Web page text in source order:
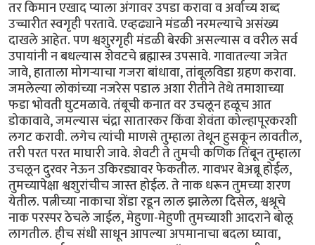
तर किमान एखाद प्याला अंगावर उपडा करावा व अर्वाच्य शब्द
उच्चारीत स्वगृही परतावे. एव्हढ्याने मंडळी नरमल्याचे असंख्य
दाखले आहेत. पण श्वशुरगृही मंडळी बेरकी असल्यास व वरील सर्व
उपायांनी न बधल्यास शेवटचे ब्रह्मास्त्र उपसावे. गावातल्या जत्रेत
जावे, हाताला मोगऱ्याचा गजरा बांधावा, तांबूलविडा ग्रहण करावा.
जमलेल्या लोकांच्या नजरेस पडाल अशा रीतीने तेथे तमाशाच्या
फडा भोवती घुटमळावे. तंबूची कनात वर उचलून हळूच आत
डोकावावे, जमल्यास चंद्रा सातारकर किंवा शेवंता कोल्हापूरकरशी
लगट करावी. लगेच त्यांची माणसे तुम्हाला तेथून हुसकून लावतील,
तरी परत परत माघारी जावे. शेवटी ते तुमची कणिक तिंबून तुम्हाला
उचलून दुरवर नेऊन उकिरड्यावर फेकतील. गावभर बेअब्रू होईल,
तुमच्यापेक्षा श्वशुरांचीच जास्त होईल. ते नाक धरून तुमच्या शरण
येतील. पत्नीच्या नाकाचा शेंडा रडून लाल झालेला दिसेल, श्वश्रूचे
नाक परस्पर ठेचले जाईल, मेहुणा-मेहुणी तुमच्याशी आदराने बोलू
लागतील. हीच संधी साधून आपल्या अपमानाचा बदला घ्यावा,